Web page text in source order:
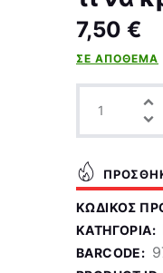
7,50 €
ΣΕ ΑΠΌΘΕΜΑ
ΚΩΔΙΚΌΣ
ΚΑΤΗΓΟΡΊΑ:
BARCODE: